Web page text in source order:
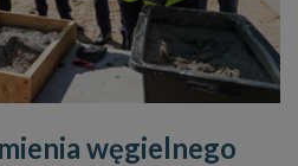
węgielnego